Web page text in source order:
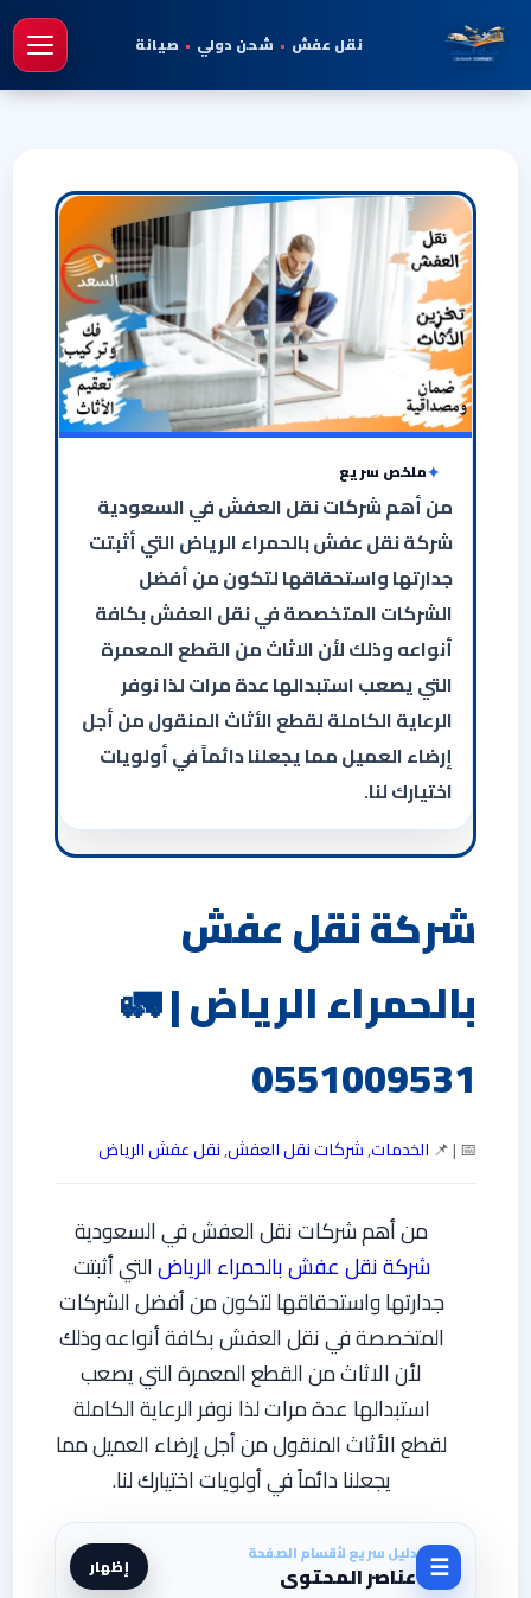
نقل عفش • شحن دولي • صيانة
ملخص سريع
من أهم شركات نقل العفش في السعودية
شركة نقل عفش بالحمراء الرياض التي أثبتت
جدارتها واستحقاقها لتكون من أفضل
الشركات المتخصصة في نقل العفش بكافة
أنواعه وذلك لأن الاثاث من القطع المعمرة
التي يصعب استبدالها عدة مرات لذا نوفر
الرعاية الكاملة لقطع الأثاث المنقول من أجل
إرضاء العميل مما يجعلنا دائماً في أولويات
اختيارك لنا.
شركة نقل عفش
بالحمراء الرياض | 🚛
0551009531
📅 | 📌 الخدمات,شركات نقل العفش,نقل عفش الرياض
من أهم شركات نقل العفش في السعودية
شركة نقل عفش بالحمراء الرياضالتي أثبتت
جدارتها واستحقاقها لتكون من أفضل الشركات
المتخصصة في نقل العفش بكافة أنواعه وذلك
لأن الاثاث من القطع المعمرة التي يصعب
استبدالها عدة مرات لذا نوفر الرعاية الكاملة
لقطع الأثاث المنقول من أجل إرضاء العميل مما
يجعلنا دائماً في أولويات اختيارك لنا.
☰ دليل سريع لأقسام الصفحة
عناصر المحتوى إظهار